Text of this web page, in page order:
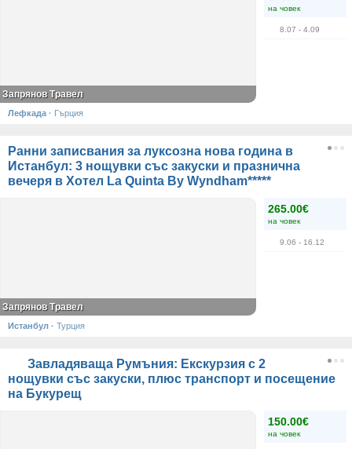
на човек
8.07 - 4.09
Запрянов Травел
Лефкада · Гърция
Ранни записвания за луксозна нова година в
Истанбул: 3 нощувки със закуски и празнична
вечеря в Хотел La Quinta By Wyndham*****
265.00€
на човек
9.06 - 16.12
Запрянов Травел
Истанбул · Турция
Завладяваща Румъния: Екскурзия с 2
нощувки със закуски, плюс транспорт и посещение
на Букурещ
150.00€
на човек